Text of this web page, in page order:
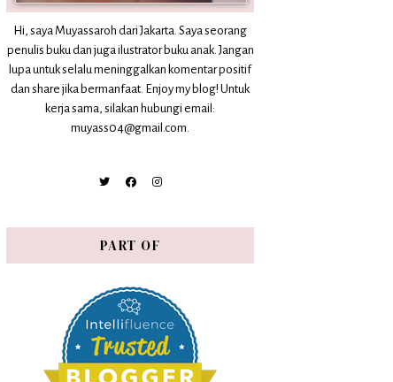
Hi, saya Muyassaroh dari Jakarta. Saya seorang
penulis buku dan juga ilustrator buku anak. Jangan
lupa untuk selalu meninggalkan komentar positif
dan share jika bermanfaat. Enjoy my blog! Untuk
kerja sama, silakan hubungi email:
muyass04@gmail.com.
PART OF